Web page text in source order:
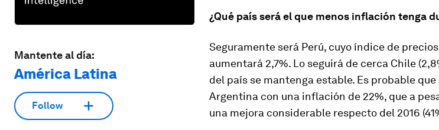
Mantente al día:
América Latina
Follow
¿Qué país será el que menos inflación tenga
Seguramente será Perú, cuyo índice de
aumentará 2,7%. Lo seguirá de cerca Chile
del país se mantenga estable. Es probable
Argentina con una inflación de 22%, que a
una mejora considerable respecto del 2016